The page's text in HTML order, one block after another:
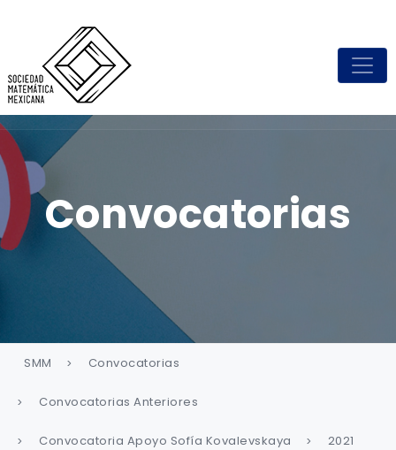
Convocatorias
SMM Convocatorias
Convocatorias Anteriores
Convocatoria Apoyo Sofía Kovalevskaya 2021